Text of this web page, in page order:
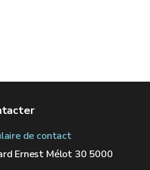
de contact
Ernest Mélot 30 5000